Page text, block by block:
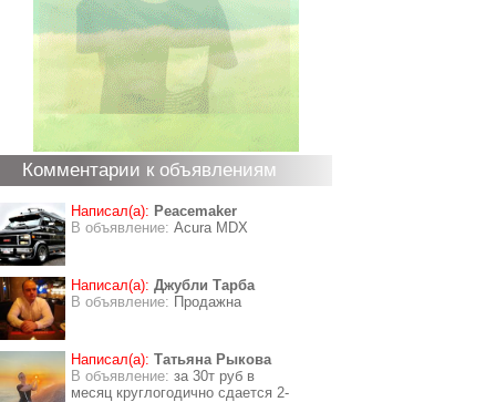
Комментарии к объявлениям
Написал(а): Peacemaker
В объявление: Acura MDX
Написал(а): Джубли Тарба
В объявление: Продажна
Написал(а): Татьяна Рыкова
В объявление: за 30т руб в
месяц круглогодично сдается 2-